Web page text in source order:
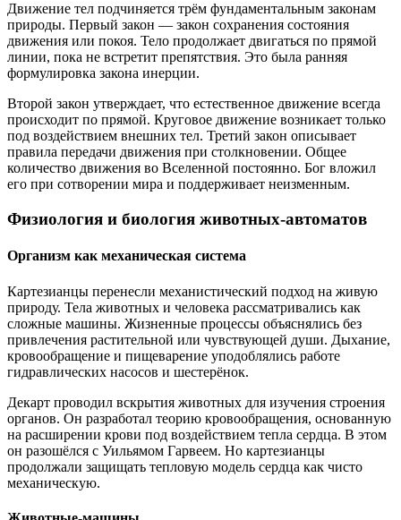
Движение тел подчиняется трём фундаментальным законам
природы. Первый закон — закон сохранения состояния
движения или покоя. Тело продолжает двигаться по прямой
линии, пока не встретит препятствия. Это была ранняя
формулировка закона инерции.
Второй закон утверждает, что естественное движение всегда
происходит по прямой. Круговое движение возникает только
под воздействием внешних тел. Третий закон описывает
правила передачи движения при столкновении. Общее
количество движения во Вселенной постоянно. Бог вложил
его при сотворении мира и поддерживает неизменным.
Физиология и биология животных-автоматов
Организм как механическая система
Картезианцы перенесли механистический подход на живую
природу. Тела животных и человека рассматривались как
сложные машины. Жизненные процессы объяснялись без
привлечения растительной или чувствующей души. Дыхание,
кровообращение и пищеварение уподоблялись работе
гидравлических насосов и шестерёнок.
Декарт проводил вскрытия животных для изучения строения
органов. Он разработал теорию кровообращения, основанную
на расширении крови под воздействием тепла сердца. В этом
он разошёлся с Уильямом Гарвеем. Но картезианцы
продолжали защищать тепловую модель сердца как чисто
механическую.